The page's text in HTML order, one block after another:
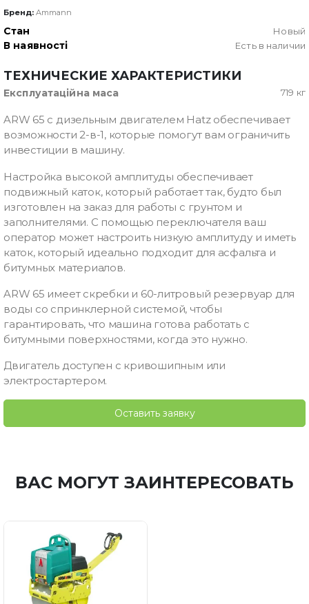
Бренд: Ammann
Стан Новый
В наявності Есть в наличии
ТЕХНИЧЕСКИЕ ХАРАКТЕРИСТИКИ
Експлуатаційна маса 719 кг
ARW 65 с дизельным двигателем Hatz обеспечивает
возможности 2-в-1, которые помогут вам ограничить
инвестиции в машину.
Настройка высокой амплитуды обеспечивает
подвижный каток, который работает так, будто был
изготовлен на заказ для работы с грунтом и
заполнителями. С помощью переключателя ваш
оператор может настроить низкую амплитуду и иметь
каток, который идеально подходит для асфальта и
битумных материалов.
ARW 65 имеет скребки и 60-литровый резервуар для
воды со спринклерной системой, чтобы
гарантировать, что машина готова работать с
битумными поверхностями, когда это нужно.
Двигатель доступен с кривошипным или
электростартером.
Оставить заявку
ВАС МОГУТ ЗАИНТЕРЕСОВАТЬ